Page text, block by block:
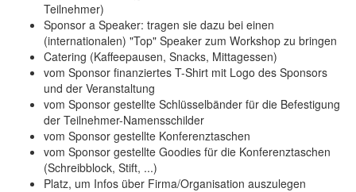
Teilnehmer)
Sponsor a Speaker: tragen sie dazu bei einen
(internationalen) "Top" Speaker zum Workshop zu bringen
Catering (Kaffeepausen, Snacks, Mittagessen)
vom Sponsor finanziertes T-Shirt mit Logo des Sponsors
und der Veranstaltung
vom Sponsor gestellte Schlüsselbänder für die Befestigung
der Teilnehmer-Namensschilder
vom Sponsor gestellte Konferenztaschen
vom Sponsor gestellte Goodies für die Konferenztaschen
(Schreibblock, Stift, ...)
Platz, um Infos über Firma/Organisation auszulegen